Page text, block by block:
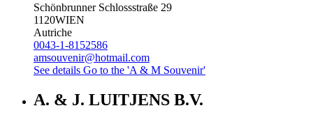
Schönbrunner Schlossstraße 29
1120WIEN
Autriche
0043-1-8152586
amsouvenir@hotmail.com
See details Go to the 'A & M Souvenir'
A. & J. LUITJENS B.V.